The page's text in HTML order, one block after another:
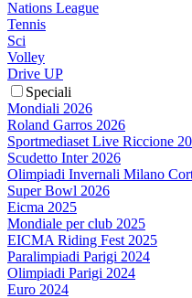
Nations League
Tennis
Sci
Volley
Drive UP
Speciali
Mondiali 2026
Roland Garros 2026
Sportmediaset Live Riccione
Scudetto Inter 2026
Olimpiadi Invernali Milano
Super Bowl 2026
Eicma 2025
Mondiale per club 2025
EICMA Riding Fest 2025
Paralimpiadi Parigi 2024
Olimpiadi Parigi 2024
Euro 2024